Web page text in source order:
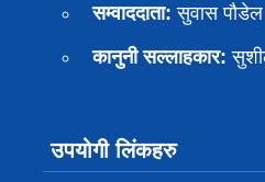
सम्वाददाता: सुवास पाैडेल
कानुनी सल्लाहकार:
उपयोगी लिंकहरु